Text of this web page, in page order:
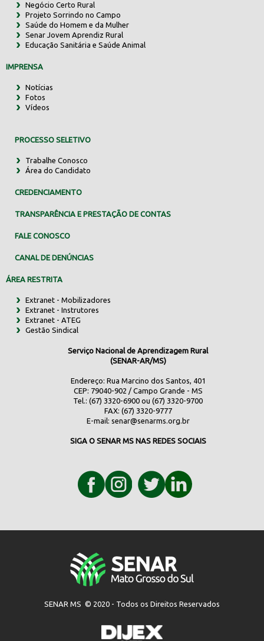
Negócio Certo Rural
Projeto Sorrindo no Campo
Saúde do Homem e da Mulher
Senar Jovem Aprendiz Rural
Educação Sanitária e Saúde Animal
IMPRENSA
Notícias
Fotos
Vídeos
PROCESSO SELETIVO
Trabalhe Conosco
Área do Candidato
CREDENCIAMENTO
TRANSPARÊNCIA E PRESTAÇÃO DE CONTAS
FALE CONOSCO
CANAL DE DENÚNCIAS
ÁREA RESTRITA
Extranet - Mobilizadores
Extranet - Instrutores
Extranet - ATEG
Gestão Sindical
Serviço Nacional de Aprendizagem Rural
(SENAR-AR/MS)
Endereço: Rua Marcino dos Santos, 401
CEP: 79040-902 / Campo Grande - MS
Tel.: (67) 3320-6900 ou (67) 3320-9700
FAX: (67) 3320-9777
E-mail: senar@senarms.org.br
SIGA O SENAR MS NAS REDES SOCIAIS
SENAR MS © 2020 - Todos os Direitos Reservados